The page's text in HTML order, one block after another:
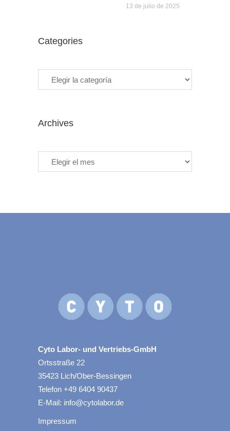
13 de julio de 2025
Categories
Archives
Cyto Labor- und Vertriebs-GmbH
Ortsstraße 22
35423 Lich/Ober-Bessingen
Telefon +49 6404 90437
E-Mail: info@cytolabor.de
Impressum